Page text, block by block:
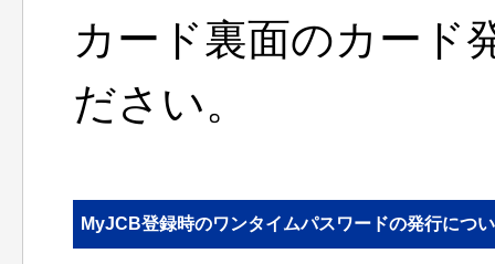
カード裏面のカード
ださい。
MyJCB登録時のワンタイムパスワードの発行につ